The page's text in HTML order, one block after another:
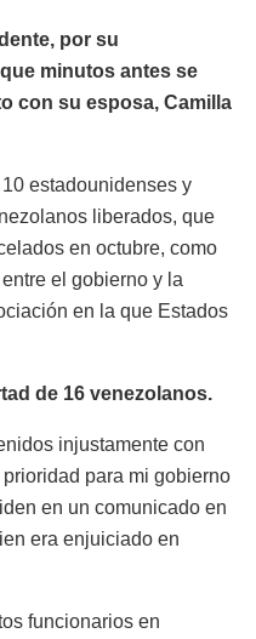
por su
minutos antes se
con su esposa, Camilla
estadounidenses y
liberados, que
en octubre, como
el gobierno y la
en la que Estados
de 16 venezolanos.
injustamente con
para mi gobierno
en un comunicado en
era enjuiciado en
funcionarios en